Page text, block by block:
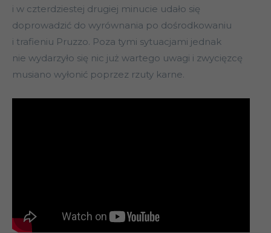
i w czterdziestej drugiej minucie udało się
doprowadzić do wyrównania po dośrodkowaniu
i trafieniu Pruzzo. Poza tymi sytuacjami jednak
nie wydarzyło się nic już wartego uwagi i zwycięzcę
musiano wyłonić poprzez rzuty karne.